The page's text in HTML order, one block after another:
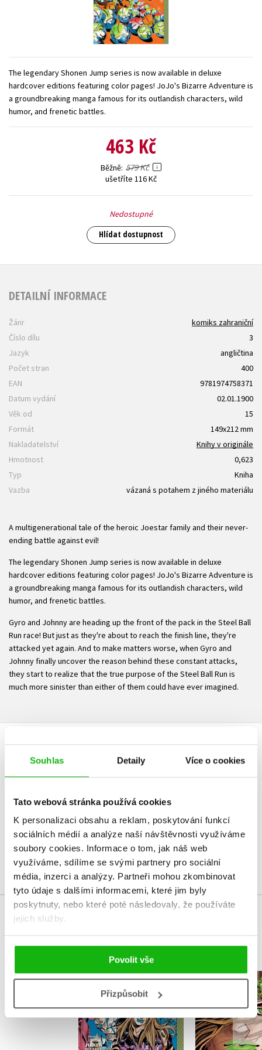
Souhlas Detaily Více o cookies
Tato webová stránka používá cookies
K personalizaci obsahu a reklam, poskytování funkcí
sociálních médií a analýze naší návštěvnosti využíváme
soubory cookies. Informace o tom, jak náš web
využíváme, sdílíme se svými partnery pro sociální
média, inzerci a analýzy. Partneři mohou zkombinovat
tyto údaje s dalšími informacemi, které jim byly
poskytnuty, nebo které poté následovaly, že používáte
jejich služby.
Povolit vše
Přizpůsobit
Zahraniční literatura
Všechny tituly
The legendary Shonen Jump series is now available in deluxe
hardcover editions featuring color pages! JoJo's Bizarre Adventure is
a groundbreaking manga famous for its outlandish characters, wild
humor, and frenetic battles.
463 Kč
Běžně 579 Kč
ušetříte 116 Kč
Nedostupné
Hlídat dostupnost
DETAILNÍ INFORMACE
Žánr
komiks zahraniční
Číslo dílu
3
Jazyk
angličtina
Počet stran
400
EAN
9781974758371
Datum vydání
02.01.1900
Věk od
15
Formát
149x212 mm
Nakladatelství
Knihy v originále
Hmotnost
0,623
Typ
Kniha
Vazba
vázaná s potahem z jiného materiálu
A multigenerational tale of the heroic Joestar family and their never-
ending battle against evil!
The legendary Shonen Jump series is now available in deluxe
hardcover editions featuring color pages! JoJo's Bizarre Adventure is
a groundbreaking manga famous for its outlandish characters, wild
humor, and frenetic battles.
Gyro and Johnny are heading up the front of the pack in the Steel Ball
Run race! But just as they're about to reach the finish line, they're
attacked yet again. And to make matters worse, when Gyro and
Johnny finally uncover the reason behind these constant attacks,
they start to realize that the true purpose of the Steel Ball Run is
much more sinister than either of them could have ever imagined.
HODNOCENÍ ČTENÁŘŮ
V současné době nejsou vytvořena žádná uživatelská hodnocení.
Uživatelskou recenzi mohou vkládat pouze registrovaní uživatelé
Přihlásit
MOHLO BY VÁS TAKÉ ZAJÍMAT
Jojo's Bizarre
Adventure: Part 7--
Steel Ball Run, Vol. 2
Hirohiko Araki
Jojo's
Steel Ball
Hirohiko